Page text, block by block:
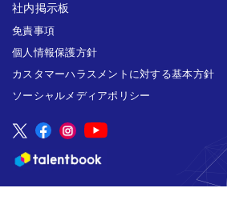
社内掲示板
免責事項
個人情報保護方針
カスタマーハラスメントに対する基本方針
ソーシャルメディアポリシー